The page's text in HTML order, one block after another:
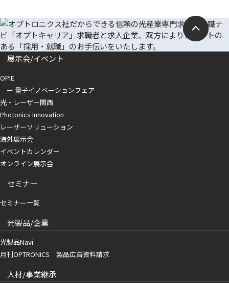
展示会/イベント
OPIE
ー 量子イノベーションフェア
光・レーザー関西
Photonics Innovation
レーザーソリューション
海外展示会
イベントカレンダー
オンライン展示会
セミナー
セミナー一覧
光製品/企業
光製品Navi
月刊OPTRONICS 製品広告資料請求
人材/事業継承